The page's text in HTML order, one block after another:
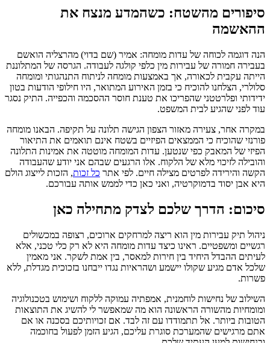
סיפורים מהשטח: כשהמדע מנצח את
ההאשמה
הנה דוגמה לכוחה של עדות מומחה: אמיר (שם בדוי) מהרצליה הואשם
בעבירה חמורה של עבירות מין כלפי קולגה לעבודה. הגרסה של המתלוננת
הייתה עקבית לכאורה, אך באמצעות מומחה לניתוח התנהגותי ומומחה
סלולרי, הצלחנו להוכיח כי בזמן האירוע המתואר, היו חילופי הודעות בטון
ידידותי ופלרטטני שהפריכו את טענת חוסר ההסכמה והכפייה. התיק נסגר
עוד לפני שהגיע לבית המשפט.
במקרה אחר, צעירה מאזור הצפון הגישה תלונה על תקיפה. הבאנו מומחה
פורנזי שהוכיח כי הממצאים הפיזיים בשטח אינם תואמים את התיאור
הפיזי של המאבק כפי שנטען. עדות המומחה מוטטה את אמינות התלונה
והובילה לזיכוי מלא של הלקוח. אלו הרגעים שבהם אני יודע שהעבודה
הקשה והירידה לפרטים מצילה חיים. לפי אתר כל זכות, הזכות לייצוג הולם
היא אבן יסוד בדמוקרטיה, ואני כאן כדי לממש אותה עבורכם.
סיכום: הדרך שלכם לצדק מתחילה כאן
ניהול תיק עבירות מין הוא ריצה למרחקים ארוכים, רצופה במכשולים
רגשיים ומשפטיים. ראינו כיצד עדות מומחה היא לא רק כלי טכני, אלא
לעיתים ההבדל היחיד בין חירות למאסר, בין אמת לשקר. אני מאמין
שלכל אדם מגיע שקולו יישמע ושהראיות נגדו ייבחנו בזכוכית מגדלת, ללא
פשרות.
השילוב של נחישות לוחמנית, אמפתיה עמוקה ללקוח ושימוש בטכנולוגיה
ומומחיות מהשורה הראשונה הוא מה שמאפשר לי להשיג את התוצאות
הטובות ביותר. אל תתמודדו עם זה לבד. אם זכויותיכם בסכנה או אם
אתם מרגישים שהמערכת סוגרת עליכם, הגיע הזמן לפעול בחוכמה